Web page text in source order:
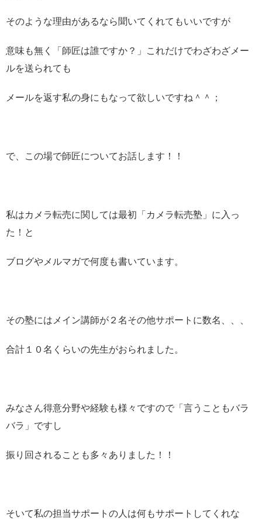
そのような理由があるなら聞いてくれてもいいですが
意味も無く「師匠は誰ですか？」これだけでわざわざメー
ルを送られても
メールを返す私の身にもなって欲しいですね＾＾；
で、この場で師匠についてお話します！！
私はカメラ転売に関しては最初「カメラ転売塾」に入っ
た！と
ブログやメルマガで何度も書いています。
その塾にはメイン講師が２名その他サポートに数名、、、
合計１０名くらいの先生がおられました。
みなさん得意分野や経験も様々ですので「言うこともバラ
バラ」ですし
振り回されることも多々ありました！！
そいて私の担当サポートの人は何もサポートしてくれな